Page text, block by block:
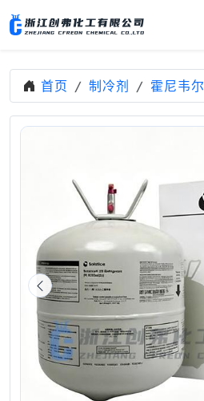
首页 制冷剂 霍尼韦尔